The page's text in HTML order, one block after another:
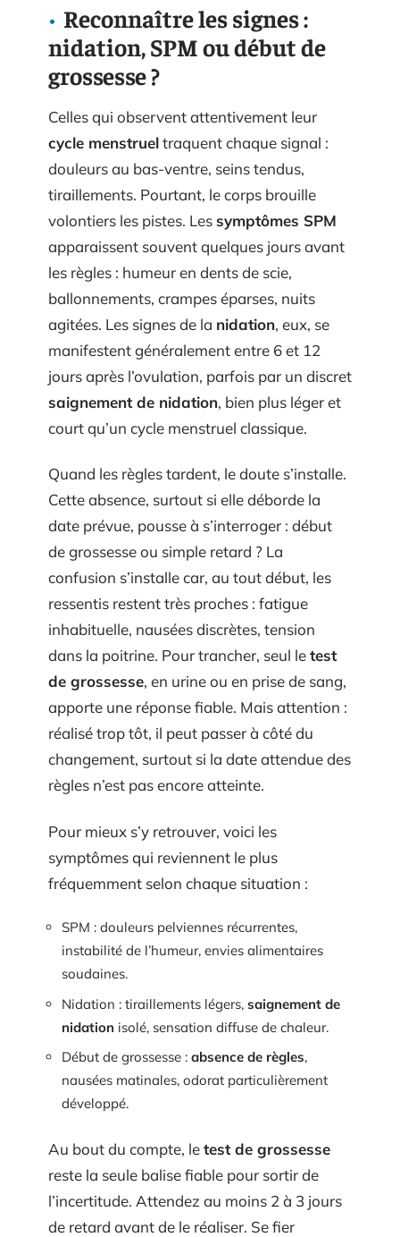
Reconnaître les signes :
nidation, SPM ou début de
grossesse ?
Celles qui observent attentivement leur
cycle menstrueltraquent chaque signal :
douleurs au bas-ventre, seins tendus,
tiraillements. Pourtant, le corps brouille
volontiers les pistes. Lessymptômes SPM
apparaissent souvent quelques jours avant
les règles : humeur en dents de scie,
ballonnements, crampes éparses, nuits
agitées. Les signes de la nidation, eux, se
manifestent généralement entre 6 et 12
jours après l’ovulation, parfois par un discret
saignement de nidation, bien plus léger et
court qu’un cycle menstruel classique.
Quand les règles tardent, le doute s’installe.
Cette absence, surtout si elle déborde la
date prévue, pousse à s’interroger : début
de grossesse ou simple retard ? La
confusion s’installe car, au tout début, les
ressentis restent très proches : fatigue
inhabituelle, nausées discrètes, tension
dans la poitrine. Pour trancher, seul letest
de grossesse, en urine ou en prise de sang,
apporte une réponse fiable. Mais attention :
réalisé trop tôt, il peut passer à côté du
changement, surtout si la date attendue des
règles n’est pas encore atteinte.
Pour mieux s’y retrouver, voici les
symptômes qui reviennent le plus
fréquemment selon chaque situation :
SPM : douleurs pelviennes récurrentes,
instabilité de l’humeur, envies alimentaires
soudaines.
Nidation : tiraillements légers, saignement de
nidation isolé, sensation diffuse de chaleur.
Début de grossesse : absence de règles,
nausées matinales, odorat particulièrement
développé.
Au bout du compte, letest de grossesse
reste la seule balise fiable pour sortir de
l’incertitude. Attendez au moins 2 à 3 jours
de retard avant de le réaliser. Se fier